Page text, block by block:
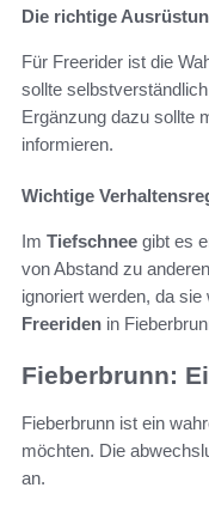
Die richtige
Für Freerider ist die
sollte
Ergänzung dazu sollte
informieren.
Wichtige
Im Tiefschnee gibt es
von Abstand zu
ignoriert werden, da
Freeriden in
Fieberbrunn:
Fieberbrunn ist ein
möchten. Die
an.